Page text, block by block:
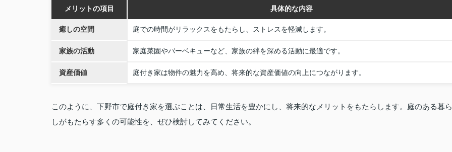
メリットの項目 具体的な内容
癒しの空間 庭での時間がリラックスをもたらし、ストレスを軽減します。
家族の活動 家庭菜園やバーベキューなど、家族の絆を深める活動に最適です。
資産価値 庭付き家は物件の魅力を高め、将来的な資産価値の向上につながります。
このように、下野市で庭付き家を選ぶことは、日常生活を豊かにし、将来的なメリットをもたらします。庭のある暮ら
しがもたらす多くの可能性を、ぜひ検討してみてください。